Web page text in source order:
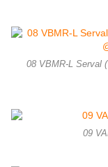
08 VBMR-L Serval
09